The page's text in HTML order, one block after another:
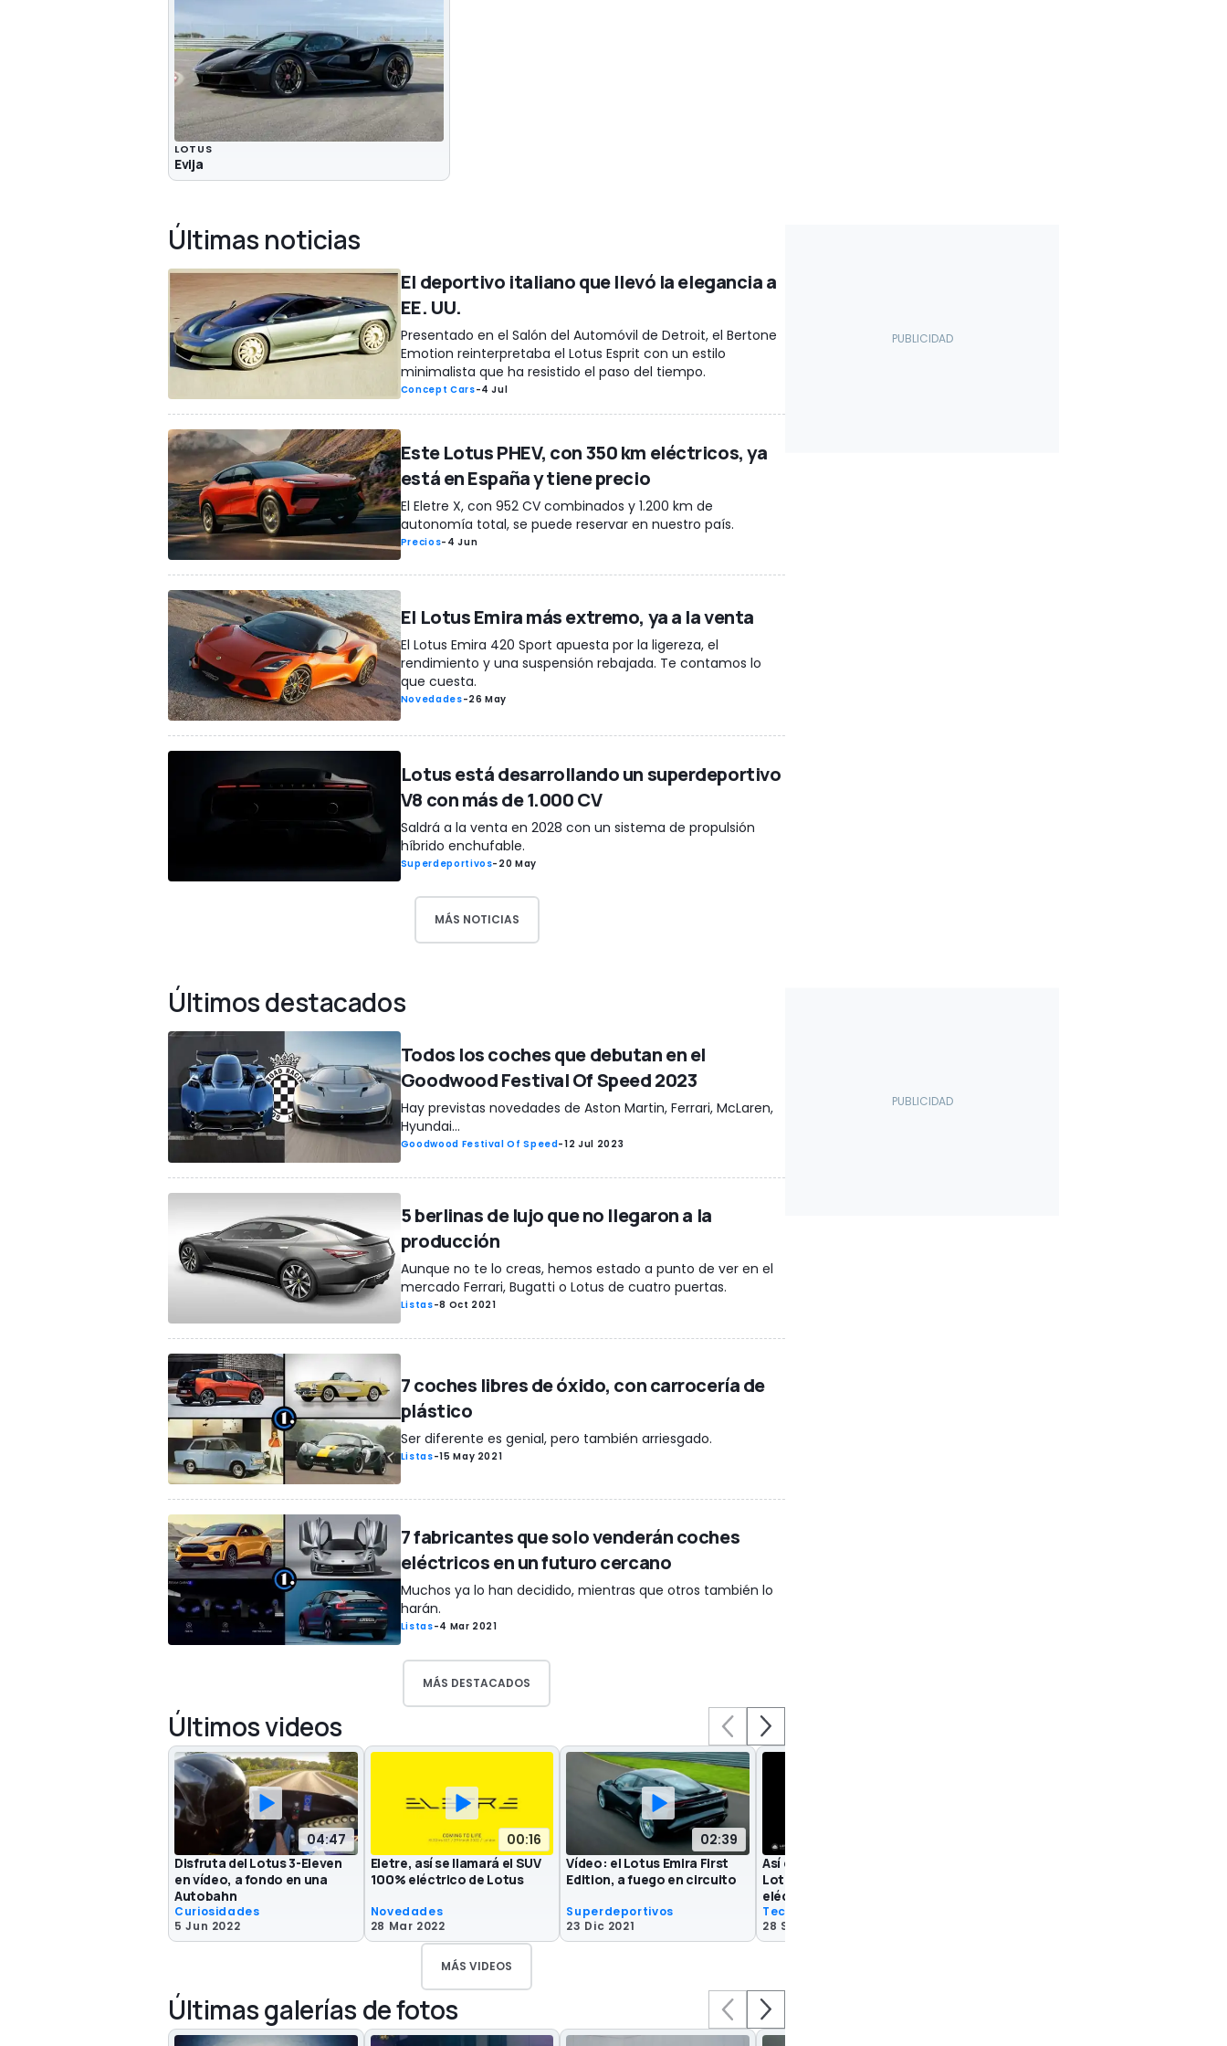
LOTUS
Evija
Últimas noticias
El deportivo italiano que llevó la elegancia a
EE. UU.
Presentado en el Salón del Automóvil de Detroit, el Bertone
Emotion reinterpretaba el Lotus Esprit con un estilo
minimalista que ha resistido el paso del tiempo.
Concept Cars-4 Jul
Este Lotus PHEV, con 350 km eléctricos, ya
está en España y tiene precio
El Eletre X, con 952 CV combinados y 1.200 km de
autonomía total, se puede reservar en nuestro país.
Precios- 4 Jun
El Lotus Emira más extremo, ya a la venta
El Lotus Emira 420 Sport apuesta por la ligereza, el
rendimiento y una suspensión rebajada. Te contamos lo
que cuesta.
Novedades-26 May
Lotus está desarrollando un superdeportivo
V8 con más de 1.000 CV
Saldrá a la venta en 2028 con un sistema de propulsión
híbrido enchufable.
Superdeportivos- 20 May
MÁS NOTICIAS
Últimos destacados
Todos los coches que debutan en el
Goodwood Festival Of Speed 2023
Hay previstas novedades de Aston Martin, Ferrari, McLaren,
Hyundai...
Goodwood Festival Of Speed-12 Jul 2023
5 berlinas de lujo que no llegaron a la
producción
Aunque no te lo creas, hemos estado a punto de ver en el
mercado Ferrari, Bugatti o Lotus de cuatro puertas.
Listas-8 Oct 2021
7 coches libres de óxido, con carrocería de
plástico
Ser diferente es genial, pero también arriesgado.
Listas-15 May 2021
7 fabricantes que solo venderán coches
eléctricos en un futuro cercano
Muchos ya lo han decidido, mientras que otros también lo
harán.
Listas-4 Mar 2021
MÁS DESTACADOS
Últimos videos
04:47
Disfruta del Lotus 3-Eleven
en vídeo, a fondo en una
Autobahn
Curiosidades
5 Jun 2022
00:16
Eletre, así se llamará el SUV
100% eléctrico de Lotus
Novedades
28 Mar 2022
02:39
Vídeo: el Lotus Emira First
Edition, a fuego en circuito
Superdeportivos
23 Dic 2021
Así es la nueva plataforma de
Lotus para deportivos
eléctricos
Tecnología
28 Sep 2021
MÁS VIDEOS
Últimas galerías de fotos